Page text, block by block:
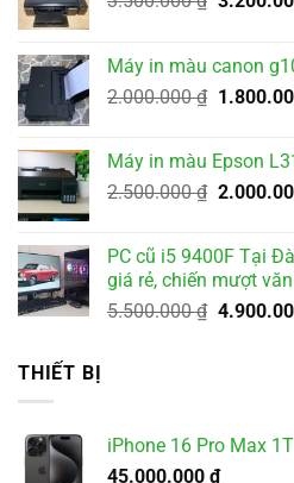
Máy in màu canon
2.000.000₫ Giá
Máy in màu Epson
2.500.000₫ Giá
PC cũ i5 9400F Tại
giá rẻ, chiến mượt
5.500.000₫ Giá
THIẾT BỊ
iPhone 16 Pro Max 1T
45.000.000 ₫